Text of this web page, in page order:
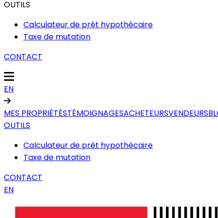
OUTILS
Calculateur de prêt hypothécaire
Taxe de mutation
CONTACT
EN
MES PROPRIÉTÉSTÉMOIGNAGESACHETEURSVENDEURS
OUTILS
Calculateur de prêt hypothécaire
Taxe de mutation
CONTACT
EN